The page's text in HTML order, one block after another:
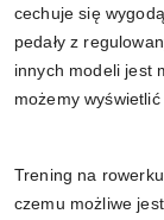
cechuje się
pedały z
innych modeli jest
możemy
Trening na
czemu możliwe